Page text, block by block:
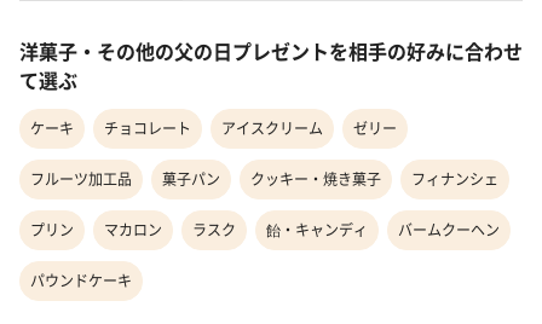
洋菓子・その他の父の日プレゼントを相手の好みに合わせ
て選ぶ
ケーキ チョコレート アイスクリーム ゼリー
フルーツ加工品 菓子パン クッキー・焼き菓子 フィナンシェ
プリン マカロン ラスク 飴・キャンディ バームクーヘン
パウンドケーキ